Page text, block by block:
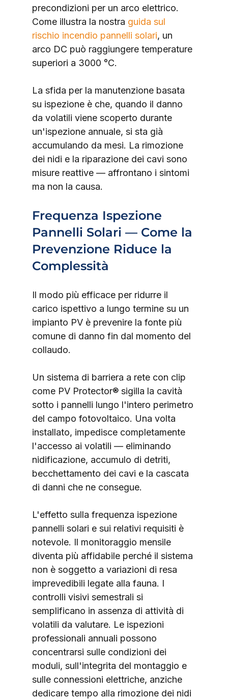
precondizioni per un arco elettrico.
Come illustra la nostra guida sul
rischio incendio pannelli solari, un
arco DC può raggiungere temperature
superiori a 3000 °C.
La sfida per la manutenzione basata
su ispezione è che, quando il danno
da volatili viene scoperto durante
un'ispezione annuale, si sta già
accumulando da mesi. La rimozione
dei nidi e la riparazione dei cavi sono
misure reattive — affrontano i sintomi
ma non la causa.
Frequenza Ispezione
Pannelli Solari — Come la
Prevenzione Riduce la
Complessità
Il modo più efficace per ridurre il
carico ispettivo a lungo termine su un
impianto PV è prevenire la fonte più
comune di danno fin dal momento del
collaudo.
Un sistema di barriera a rete con clip
come PV Protector® sigilla la cavità
sotto i pannelli lungo l'intero perimetro
del campo fotovoltaico. Una volta
installato, impedisce completamente
l'accesso ai volatili — eliminando
nidificazione, accumulo di detriti,
becchettamento dei cavi e la cascata
di danni che ne consegue.
L'effetto sulla frequenza ispezione
pannelli solari e sui relativi requisiti è
notevole. Il monitoraggio mensile
diventa più affidabile perché il sistema
non è soggetto a variazioni di resa
imprevedibili legate alla fauna. I
controlli visivi semestrali si
semplificano in assenza di attività di
volatili da valutare. Le ispezioni
professionali annuali possono
concentrarsi sulle condizioni dei
moduli, sull'integrita del montaggio e
sulle connessioni elettriche, anziche
dedicare tempo alla rimozione dei nidi